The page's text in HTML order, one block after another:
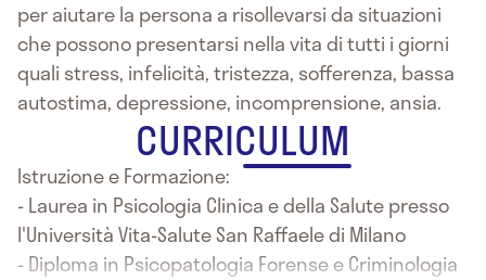
per aiutare la persona a risollevarsi da situazioni
che possono presentarsi nella vita di tutti i giorni
quali stress, infelicità, tristezza, sofferenza, bassa
autostima, depressione, incomprensione, ansia.
CURRICULUM
Istruzione e Formazione:
- Laurea in Psicologia Clinica e della Salute presso
l'Università Vita-Salute San Raffaele di Milano
- Diploma in Psicopatologia Forense e Criminologia